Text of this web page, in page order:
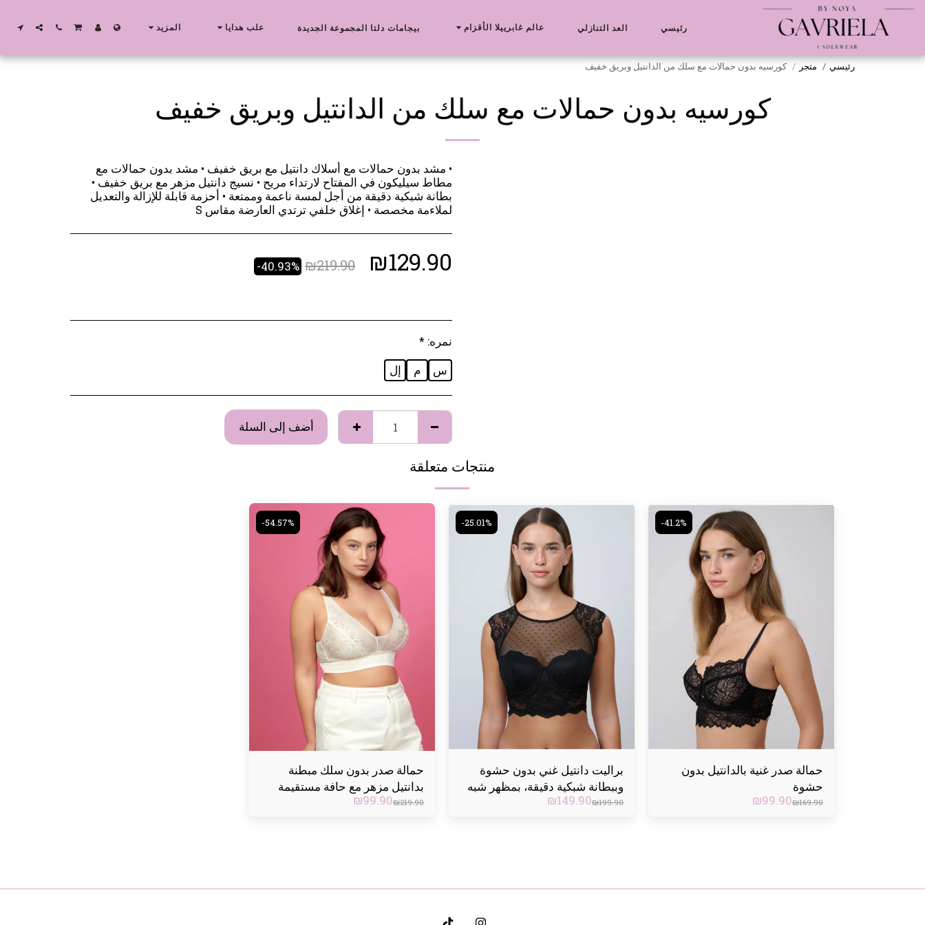
رئيسي العد التنازلي عالم غابرييلا الأقزام بيجامات دلتا المجموعة الجديدة علب هدايا المزيد
رئيسي متجر كورسيه بدون حمالات مع سلك من الدانتيل وبريق خفيف
كورسيه بدون حمالات مع سلك من الدانتيل وبريق خفيف
• مشد بدون حمالات مع أسلاك دانتيل مع بريق خفيف • مشد بدون حمالات مع
مطاط سيليكون في المفتاح لارتداء مريح • نسيج دانتيل مزهر مع بريق خفيف •
بطانة شبكية دقيقة من أجل لمسة ناعمة وممتعة • أحزمة قابلة للإزالة والتعديل
لملاءمة مخصصة • إغلاق خلفي ترتدي العارضة مقاس S
₪129.90
₪219.90
-40.93%
نمره: *
س
م إل
أضف إلى السلة
منتجات متعلقة
-41.2%
حمالة صدر غنية بالدانتيل بدون
حشوة
₪169.90
₪99.90
-25.01%
براليت دانتيل غني بدون حشوة
وببطانة شبكية دقيقة، بمظهر شبه
شفاف. أشرطة قابلة للتعديل
₪199.90
₪149.90
-54.57%
حمالة صدر بدون سلك مبطنة
بدانتيل مزهر مع حافة مستقيمة
₪219.90
₪99.90